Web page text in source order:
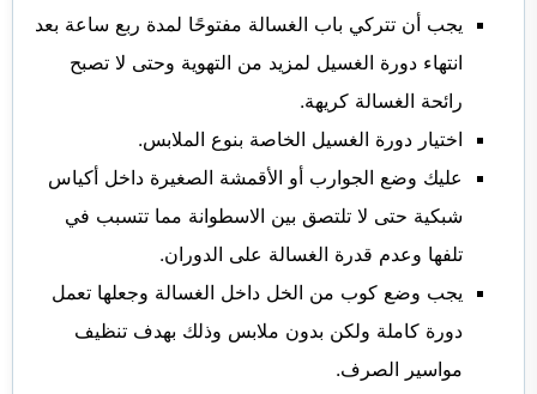
يجب أن تتركي باب الغسالة مفتوحًا لمدة ربع ساعة بعد
انتهاء دورة الغسيل لمزيد من التهوية وحتى لا تصبح
رائحة الغسالة كريهة.
اختيار دورة الغسيل الخاصة بنوع الملابس.
عليك وضع الجوارب أو الأقمشة الصغيرة داخل أكياس
شبكية حتى لا تلتصق بين الاسطوانة مما تتسبب في
تلفها وعدم قدرة الغسالة على الدوران.
يجب وضع كوب من الخل داخل الغسالة وجعلها تعمل
دورة كاملة ولكن بدون ملابس وذلك بهدف تنظيف
مواسير الصرف.